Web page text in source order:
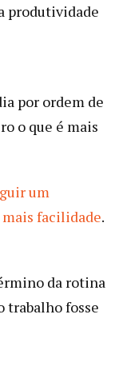
produtividade
por ordem de
o que é mais
um
facilidade.
da rotina
trabalho fosse